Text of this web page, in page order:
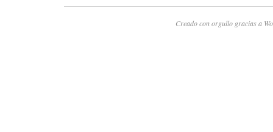
Creado con orgullo gracias a